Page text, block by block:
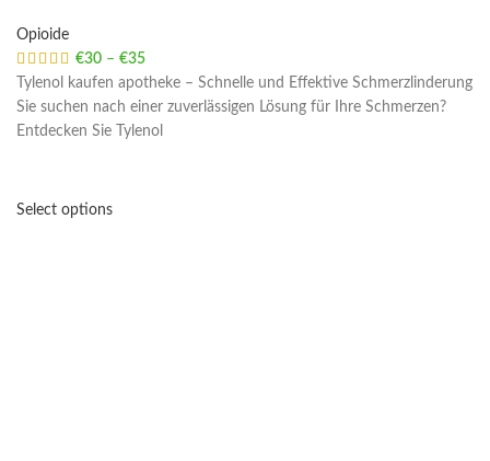
Opioide
€30 – €35
Tylenol kaufen apotheke – Schnelle und Effektive Schmerzlinderung
Sie suchen nach einer zuverlässigen Lösung für Ihre Schmerzen?
Entdecken Sie Tylenol
Select options